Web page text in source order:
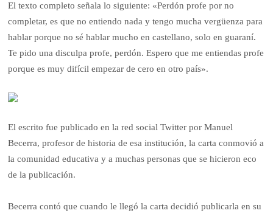
El texto completo señala lo siguiente: «Perdón profe por no
completar, es que no entiendo nada y tengo mucha vergüenza para
hablar porque no sé hablar mucho en castellano, solo en guaraní.
Te pido una disculpa profe, perdón. Espero que me entiendas profe
porque es muy difícil empezar de cero en otro país».
El escrito fue publicado en la red social Twitter por Manuel
Becerra, profesor de historia de esa institución, la carta conmovió a
la comunidad educativa y a muchas personas que se hicieron eco
de la publicación.
Becerra contó que cuando le llegó la carta decidió publicarla en su